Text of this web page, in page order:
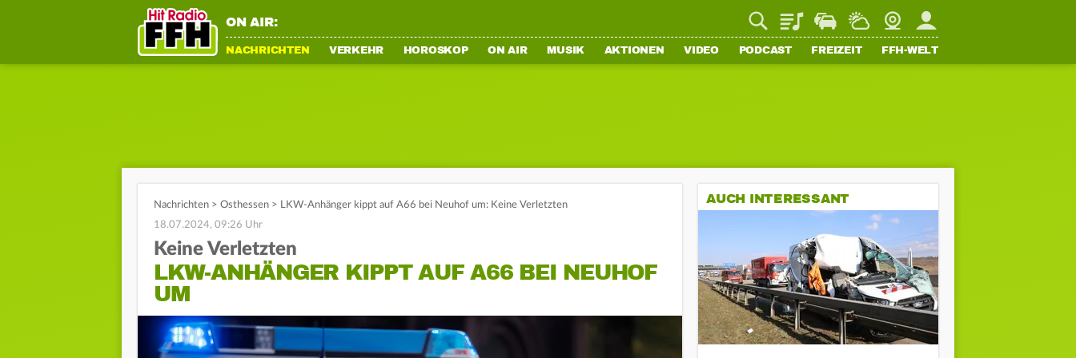
ON AIR: PlaylistStaupilotWetterWebcamMein FFH
NACHRICHTEN VERKEHR HOROSKOP ON AIR MUSIK AKTIONEN VIDEO PODCAST FREIZEIT FFH-WELT
Nachrichten > Osthessen > LKW-Anhänger kippt auf A66 bei Neuhof um: Keine Verletzten
18.07.2024, 09:26 Uhr
Keine Verletzten
LKW-ANHÄNGER KIPPT AUF A66 BEI NEUHOF
UM
AUCH INTERESSANT